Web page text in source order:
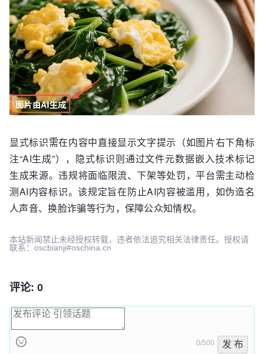
显式标识需在内容中直接显示文字提示（如图片右下角标
注“AI生成”），隐式标识则通过文件元数据嵌入技术标记
生成来源。违规将面临限流、下架等处罚，平台需主动检
测AI内容标识。该规定旨在防止AI内容被滥用，如伪造名
人声音、换脸诈骗等行为，保障公众知情权。
本站新闻禁止未经授权转载，违者依法追究相关法律责任。授权请
联系：oscbianji#oschina.cn
评论: 0
0/500 发 布